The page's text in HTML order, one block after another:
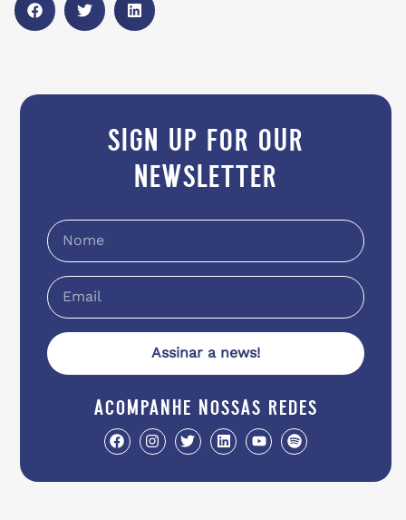
sign up for our
newsletter
Assinar a news!
acompanhe nossas redes